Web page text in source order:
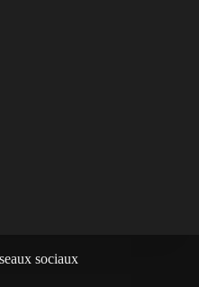
sociaux